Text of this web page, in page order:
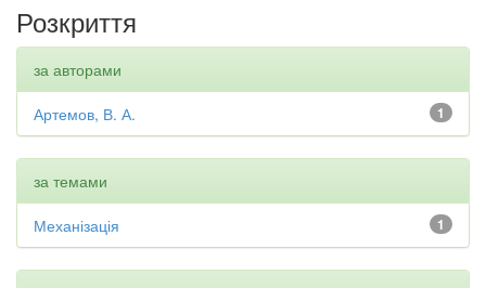
Розкриття
за авторами
1
Артемов, В. А.
за темами
1
Механізація